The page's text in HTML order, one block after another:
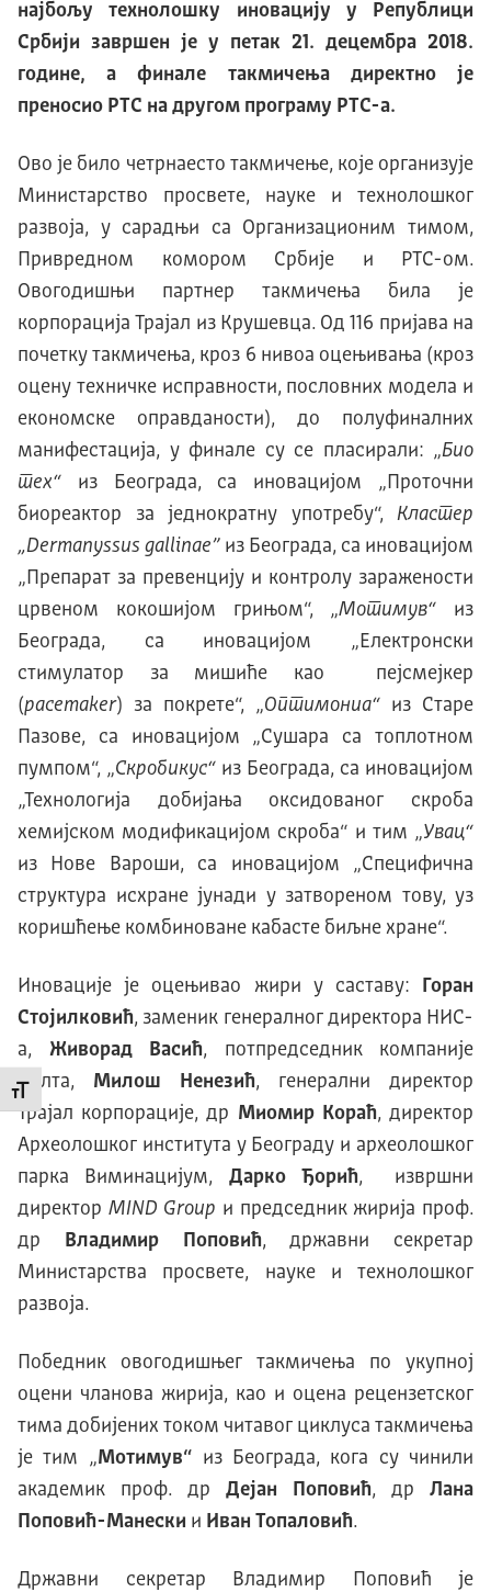
Промени величину слова
најбољу технолошку иновацију у Републици
Србији завршен је у петак 21. децембра 2018.
године, а финале такмичења директно је
преносио РТС на другом програму РТС-а.
Ово је било четрнаесто такмичење, које организује
Министарство просвете, науке и технолошког
развоја, у сарадњи са Организационим тимом,
Привредном комором Србије и РТС-ом.
Овогодишњи партнер такмичења била је
корпорација Трајал из Крушевца. Од 116 пријава на
почетку такмичења, кроз 6 нивоа оцењивања (кроз
оцену техничке исправности, пословних модела и
економске оправданости), до полуфиналних
манифестација, у финале су се пласирали: „Био
тех“ из Београда, са иновацијом „Проточни
биореактор за једнократну употребу“, Кластер
„Dermanyssus gallinae” из Београда, са иновацијом
„Препарат за превенцију и контролу заражености
црвеном кокошиjом грињом“, „Мотимув“ из
Београда, са иновацијом „Електронски
стимулатор за мишиће као пејсмејкер
(pacemaker) за покрете“, „Оптимониа“ из Старе
Пазове, са иновацијом „Сушара са топлотном
пумпом“, „Скробикус“ из Београда, са иновацијом
„Технологија добијања оксидованог скроба
хемијском модификацијом скроба“ и тим „Увац“
из Нове Вароши, са иновацијом „Специфична
структура исхране јунади у затвореном тову, уз
коришћење комбиноване кабасте биљне хране“.
Иновације је оцењивао жири у саставу: Горан
Стојилковић, заменик генералног директора НИС-
а, Живорад Васић, потпредседник компаније
Делта, Милош Ненезић, генерални директор
Трајал корпорације, др Миомир Кораћ, директор
Археолошког института у Београду и археолошког
парка Виминацијум, Дарко Ђорић, извршни
директор MIND Group и председник жирија проф.
др
Владимир Поповић, државни секретар
Министарства просвете, науке и технолошког
развоја.
Победник овогодишњег такмичења по укупној
оцени чланова жирија, као и оцена рецензетског
тима добијених током читавог циклуса такмичења
је тим „Мотимув“ из Београда, кога су чинили
академик проф. др Дејан Поповић, др Лана
Поповић-Манески и Иван Топаловић.
Државни секретар Владимир Поповић је